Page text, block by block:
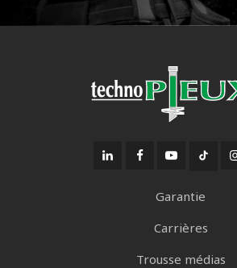
Garantie
Carrières
Trousse médias